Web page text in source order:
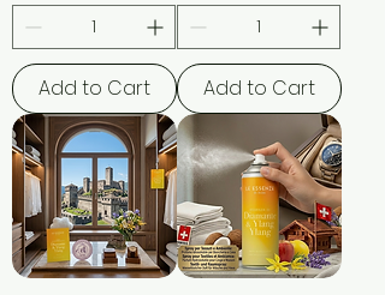
Add to Cart Add to Cart